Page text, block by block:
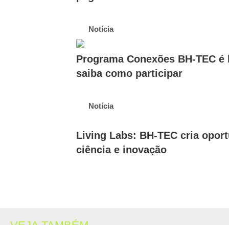
Notícia
Programa Conexões BH-TEC
saiba como participar
Notícia
Living Labs: BH-TEC cria
ciência e inovação